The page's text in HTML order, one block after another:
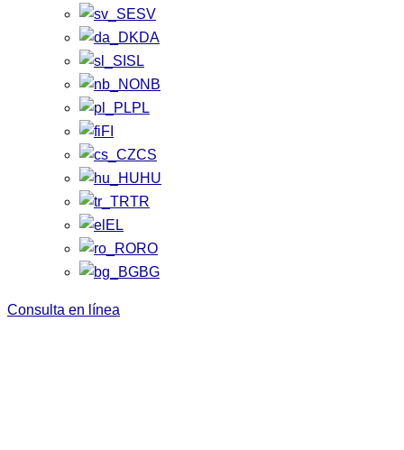
SV
DA
SL
NB
PL
FI
CS
HU
TR
EL
RO
BG
Consulta en línea